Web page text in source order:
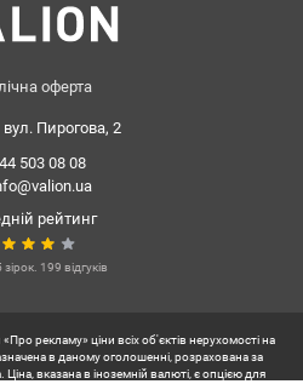
відкриття станції метро
Ціна 195000 у.о., тел
оферта
вул. Пирогова, 2
503 08 08
рейтинг
зірок. 199 відгуків
рекламу» ціни всіх об'єктів нерухомості на
в даному оголошенні, розрахована за
вказана в іноземній валюті, є опцією для